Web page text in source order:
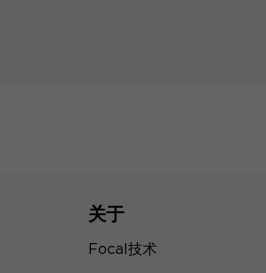
关于
Focal技术